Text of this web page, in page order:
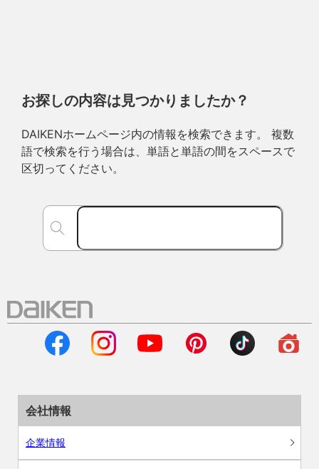
お探しの内容は見つかりましたか？
DAIKENホームページ内の情報を検索できます。 複数
語で検索を行う場合は、単語と単語の間をスペースで
区切ってください。
会社情報
企業情報